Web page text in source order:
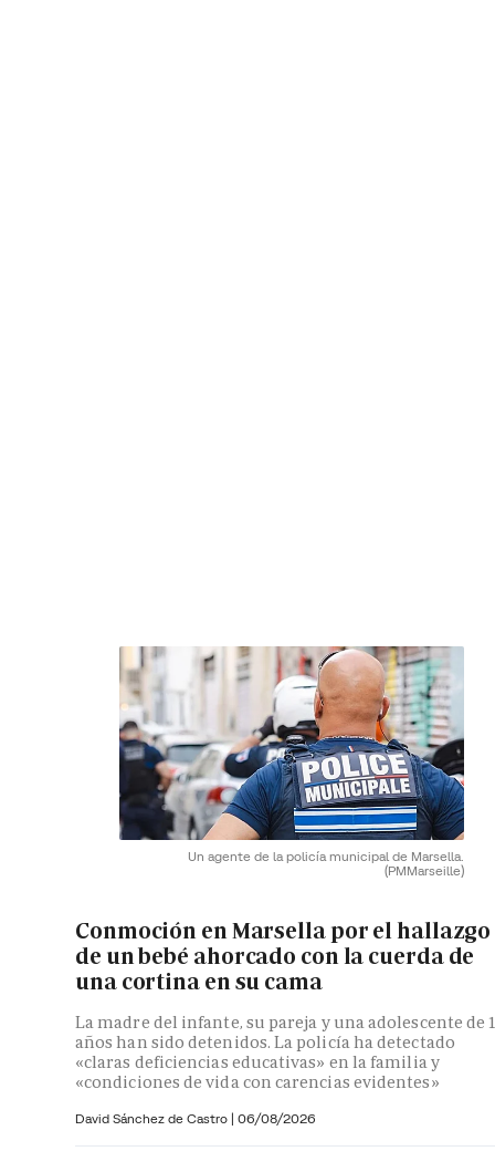
Un agente de la policía municipal de Marsella.
(PMMarseille)
Conmoción en Marsella por el hallazgo
de un bebé ahorcado con la cuerda de
una cortina en su cama
La madre del infante, su pareja y una adolescente de
años han sido detenidos. La policía ha detectado
«claras deficiencias educativas» en la familia y
«condiciones de vida con carencias evidentes»
David Sánchez de Castro | 06/08/2026